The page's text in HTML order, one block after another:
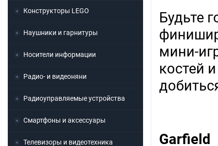
Будьте
мини-
костей
Конструкторы LEGO
Наушники и гарнитуры
Носители информации
Радио- и видеоняни
Радиоуправляемые устройства
Смартфоны и аксессуары
Телевизоры и видеотехника